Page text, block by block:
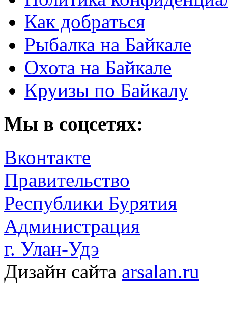
Как добраться
Рыбалка на Байкале
Охота на Байкале
Круизы по Байкалу
Мы в соцсетях:
Вконтакте
Правительство
Республики Бурятия
Администрация
г. Улан-Удэ
Дизайн сайта arsalan.ru